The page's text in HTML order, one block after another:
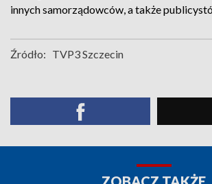
innych samorządowców, a także
Źródło: TVP3 Szczecin